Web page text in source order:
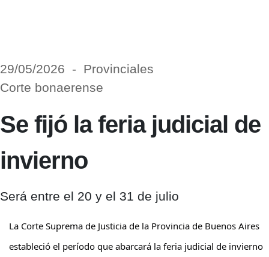
29/05/2026 - Provinciales
Corte bonaerense
Se fijó la feria judicial de
invierno
Será entre el 20 y el 31 de julio
La Corte Suprema de Justicia de la Provincia de Buenos Aires
estableció el período que abarcará la feria judicial de invierno